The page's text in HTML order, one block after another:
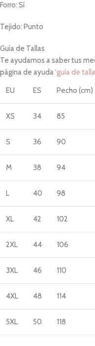
Forro: Sí
Tejido: Punto
Guía de Tallas
Te ayudamos a saber tus
página de ayuda'guía de
EU ES Pecho (cm)
XS 34 85
S 36 90
M 38 94
L 40 98
XL 42 102
2XL 44 106
3XL 46 110
4XL 48 114
5XL 50 118